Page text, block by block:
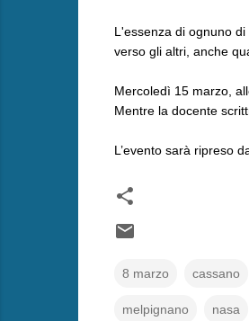
L'essenza di ognuno
verso gli altri, anche
Mercoledì 15 marzo,
Mentre la docente
L’evento sarà ripreso
8 marzo cassano
melpignano nasa